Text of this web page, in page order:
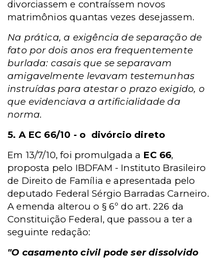
divorciassem e contraíssem novos
matrimônios quantas vezes desejassem.
Na prática, a exigência de separação de
fato por dois anos era frequentemente
burlada: casais que se separavam
amigavelmente levavam testemunhas
instruídas para atestar o prazo exigido, o
que evidenciava a artificialidade da
norma.
5. A EC 66/10 - o divórcio direto
Em 13/7/10, foi promulgada a EC 66,
proposta pelo IBDFAM - Instituto Brasileiro
de Direito de Família e apresentada pelo
deputado Federal Sérgio Barradas Carneiro.
A emenda alterou o § 6º do art. 226 da
Constituição Federal, que passou a ter a
seguinte redação:
"O casamento civil pode ser dissolvido